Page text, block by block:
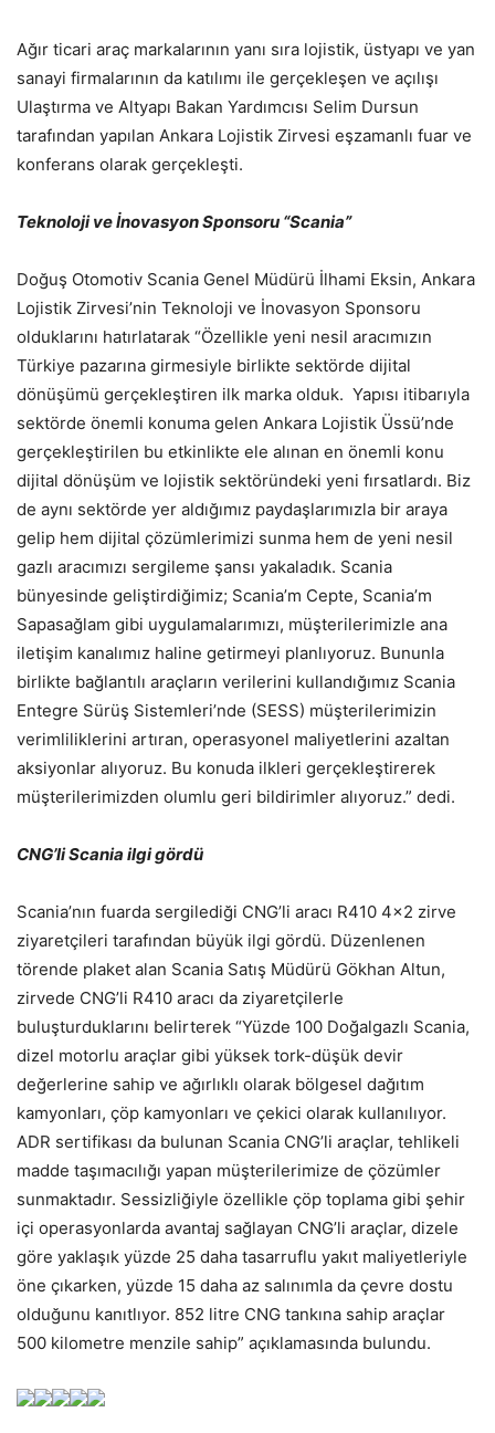
Ağır ticari araç markalarının yanı sıra lojistik, üstyapı ve yan
sanayi firmalarının da katılımı ile gerçekleşen ve açılışı
Ulaştırma ve Altyapı Bakan Yardımcısı Selim Dursun
tarafından yapılan Ankara Lojistik Zirvesi eşzamanlı fuar ve
konferans olarak gerçekleşti.
Teknoloji ve İnovasyon Sponsoru “Scania”
Doğuş Otomotiv Scania Genel Müdürü İlhami Eksin, Ankara
Lojistik Zirvesi’nin Teknoloji ve İnovasyon Sponsoru
olduklarını hatırlatarak “Özellikle yeni nesil aracımızın
Türkiye pazarına girmesiyle birlikte sektörde dijital
dönüşümü gerçekleştiren ilk marka olduk. Yapısı itibarıyla
sektörde önemli konuma gelen Ankara Lojistik Üssü’nde
gerçekleştirilen bu etkinlikte ele alınan en önemli konu
dijital dönüşüm ve lojistik sektöründeki yeni fırsatlardı. Biz
de aynı sektörde yer aldığımız paydaşlarımızla bir araya
gelip hem dijital çözümlerimizi sunma hem de yeni nesil
gazlı aracımızı sergileme şansı yakaladık. Scania
bünyesinde geliştirdiğimiz; Scania’m Cepte, Scania’m
Sapasağlam gibi uygulamalarımızı, müşterilerimizle ana
iletişim kanalımız haline getirmeyi planlıyoruz. Bununla
birlikte bağlantılı araçların verilerini kullandığımız Scania
Entegre Sürüş Sistemleri’nde (SESS) müşterilerimizin
verimliliklerini artıran, operasyonel maliyetlerini azaltan
aksiyonlar alıyoruz. Bu konuda ilkleri gerçekleştirerek
müşterilerimizden olumlu geri bildirimler alıyoruz.” dedi.
CNG’li Scania ilgi gördü
Scania’nın fuarda sergilediği CNG’li aracı R410 4×2 zirve
ziyaretçileri tarafından büyük ilgi gördü. Düzenlenen
törende plaket alan Scania Satış Müdürü Gökhan Altun,
zirvede CNG’li R410 aracı da ziyaretçilerle
buluşturduklarını belirterek “Yüzde 100 Doğalgazlı Scania,
dizel motorlu araçlar gibi yüksek tork-düşük devir
değerlerine sahip ve ağırlıklı olarak bölgesel dağıtım
kamyonları, çöp kamyonları ve çekici olarak kullanılıyor.
ADR sertifikası da bulunan Scania CNG’li araçlar, tehlikeli
madde taşımacılığı yapan müşterilerimize de çözümler
sunmaktadır. Sessizliğiyle özellikle çöp toplama gibi şehir
içi operasyonlarda avantaj sağlayan CNG’li araçlar, dizele
göre yaklaşık yüzde 25 daha tasarruflu yakıt maliyetleriyle
öne çıkarken, yüzde 15 daha az salınımla da çevre dostu
olduğunu kanıtlıyor. 852 litre CNG tankına sahip araçlar
500 kilometre menzile sahip” açıklamasında bulundu.